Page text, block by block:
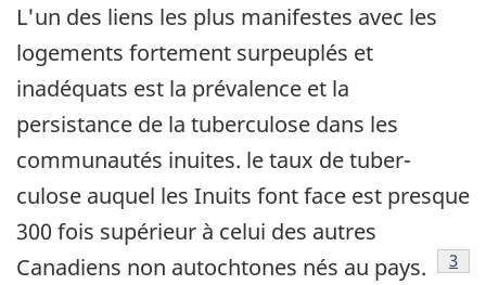
L'un des liens les plus manifestes avec les
logements fortement surpeuplés et
inadéquats est la prévalence et la
persistance de la tuberculose dans les
communautés inuites. le taux de tuber-
culose auquel les Inuits font face est presque
300 fois supérieur à celui des autres
Canadiens non autochtones nés au pays.
3